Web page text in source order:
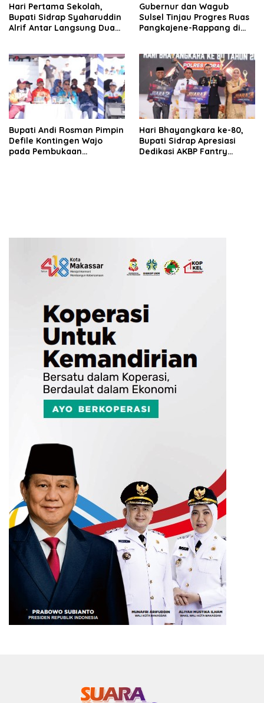
Hari Pertama Sekolah,
Bupati Sidrap Syaharuddin
Alrif Antar Langsung Dua
Gubernur dan Wagub
Sulsel Tinjau Progres Ruas
Pangkajene-Rappang di
Ekonomi Warga
Bupati Andi Rosman Pimpin
Defile Kontingen Wajo
pada Pembukaan
Hari Bhayangkara ke-80,
Bupati Sidrap Apresiasi
Dedikasi AKBP Fantry